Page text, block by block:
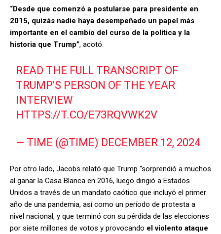
“Desde que comenzó a postularse para presidente en
2015, quizás nadie haya desempeñado un papel más
importante en el cambio del curso de la política y la
historia que Trump”, acotó.
READ THE FULL TRANSCRIPT OF
TRUMP'S PERSON OF THE YEAR
INTERVIEW
HTTPS://T.CO/E73RQVWK2V
— TIME (@TIME) DECEMBER 12, 2024
Por otro lado, Jacobs relató que Trump “sorprendió a muchos
al ganar la Casa Blanca en 2016, luego dirigió a Estados
Unidos a través de un mandato caótico que incluyó el primer
año de una pandemia, así como un período de protesta a
nivel nacional, y que terminó con su pérdida de las elecciones
por siete millones de votos y provocando el violento ataque